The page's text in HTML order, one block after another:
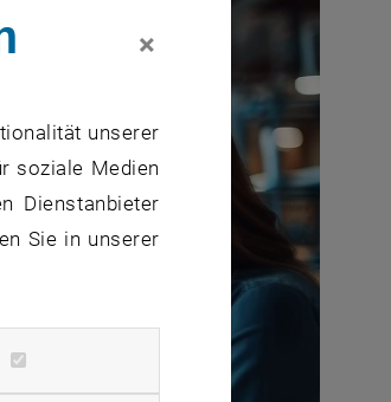
×
unserer
soziale Medien
Dienstanbieter
Sie in unserer